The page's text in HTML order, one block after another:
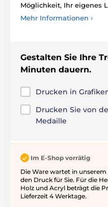
Möglichkeit, Ihr eigenes
Mehr Informationen ›
Gestalten Sie Ihre
Minuten dauern.
Drucken in
Drucken Sie von
Medaille
Im E-Shop vorrätig
Die Ware wartet in
den Druck für Sie. Für die
Holz und Acryl beträgt die
Lieferzeit 4 Werktage.